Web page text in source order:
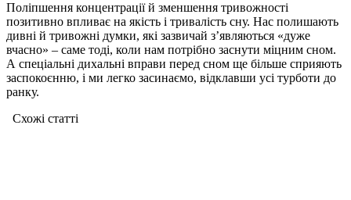
Поліпшення концентрації й зменшення тривожності
позитивно впливає на якість і тривалість сну. Нас полишають
дивні й тривожні думки, які зазвичай з’являються «дуже
вчасно» – саме тоді, коли нам потрібно заснути міцним сном.
А спеціальні дихальні вправи перед сном ще більше сприяють
заспокоєнню, і ми легко засинаємо, відклавши усі турботи до
ранку.
Схожі статтi